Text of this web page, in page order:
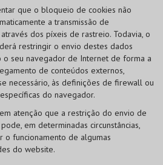
que o bloqueio de cookies não
a transmissão de
dos píxeis de rastreio. Todavia, o
restringir o envio destes dados
o seu navegador de Internet de forma a
de conteúdos externos,
necessário, às definições de firewall ou
do navegador.
atenção que a restrição do envio de
em determinadas circunstâncias,
o funcionamento de algumas
do website.